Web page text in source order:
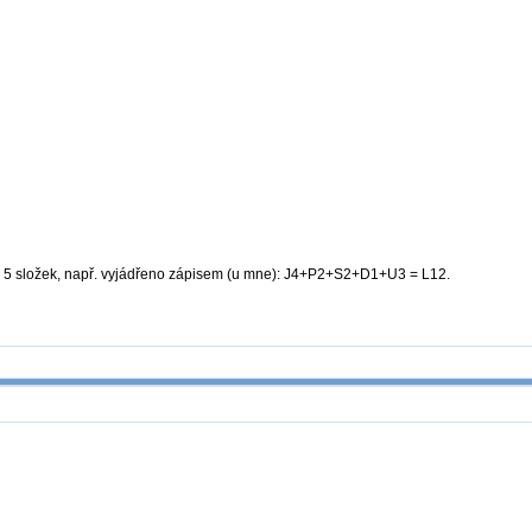
složek, např. vyjádřeno zápisem (u mne): J4+P2+S2+D1+U3 = L12.